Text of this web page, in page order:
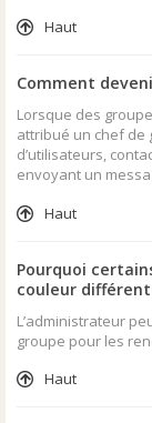
Haut
Comment
Lorsque des
attribué un chef de
d’utilisateurs,
envoyant un
Haut
Pourquoi
couleur
L’administrateur
groupe pour les
Haut